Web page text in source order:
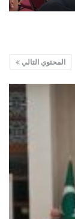
المحتوي التالي